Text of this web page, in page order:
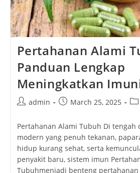
Pertahanan Alami
Panduan Lengkap
Meningkatkan
Postadmin
PostMarch 25, 2025
Pertahanan Alami Tubuh Di tengah
modern yang penuh tekanan,
hidup kurang sehat, serta
penyakit baru, sistem imun
Tubuhmenjadi benteng